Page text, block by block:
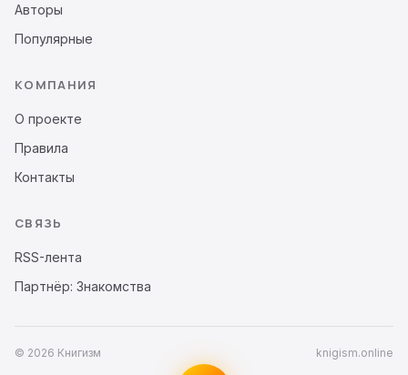
Авторы
Популярные
КОМПАНИЯ
О проекте
Правила
Контакты
СВЯЗЬ
RSS-лента
Партнёр: Знакомства
© 2026 Книгизм knigism.online